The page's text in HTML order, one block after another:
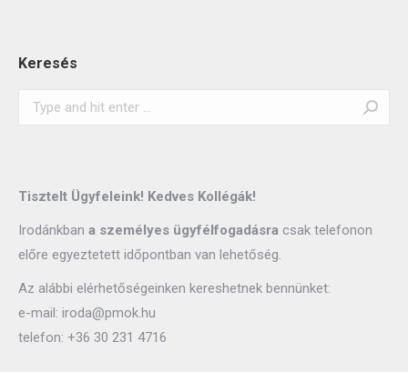
Keresés
Tisztelt Ügyfeleink! Kedves Kollégák!
Irodánkban a személyes ügyfélfogadásra csak telefonon
előre egyeztetett időpontban van lehetőség.
Az alábbi elérhetőségeinken kereshetnek bennünket:
e-mail: iroda@pmok.hu
telefon: +36 30 231 4716